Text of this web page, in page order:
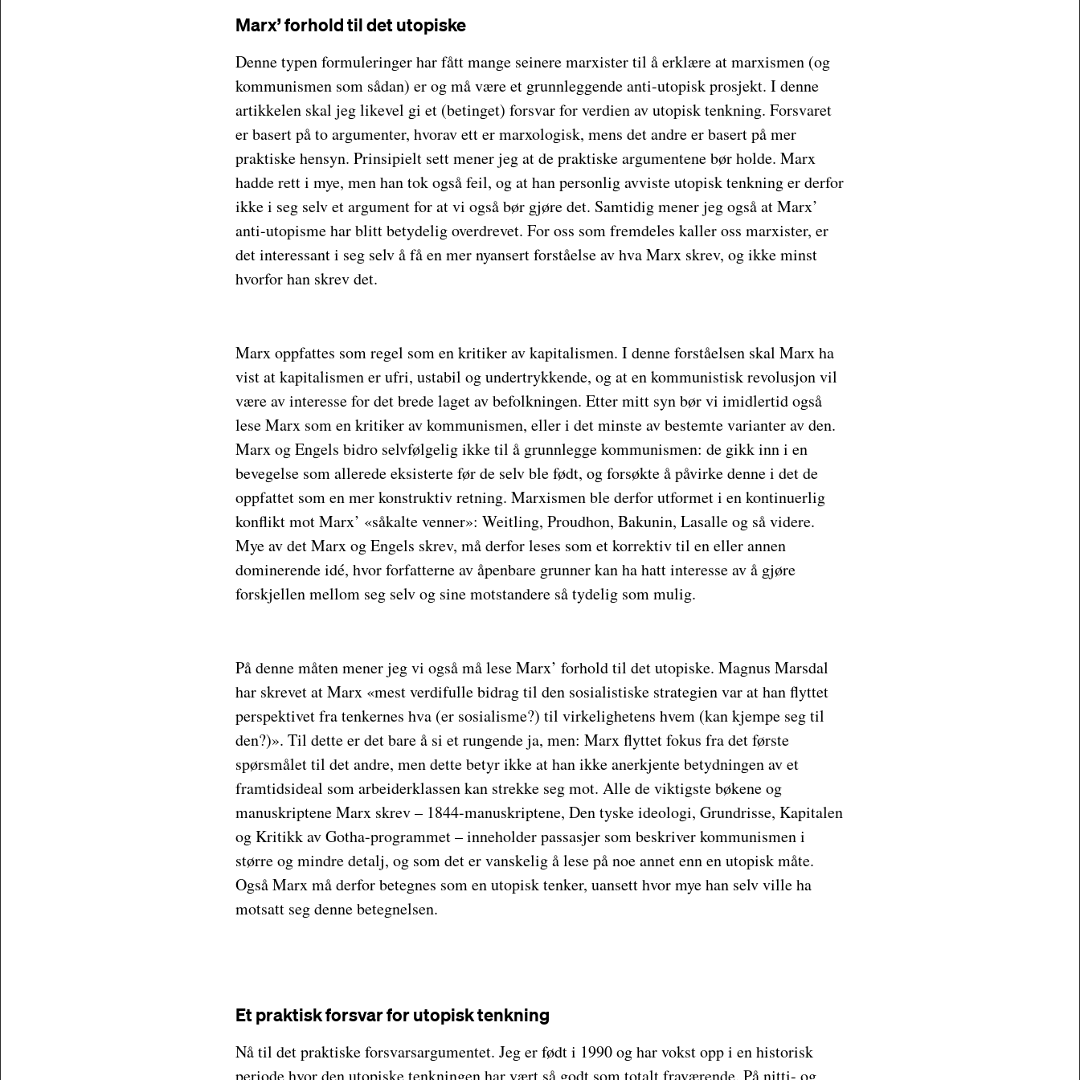
Marx’ forhold til det utopiske
Denne typen formuleringer har fått mange seinere marxister til å erklære at marxismen (og
kommunismen som sådan) er og må være et grunnleggende anti-utopisk prosjekt. I denne
artikkelen skal jeg likevel gi et (betinget) forsvar for verdien av utopisk tenkning. Forsvaret
er basert på to argumenter, hvorav ett er marxologisk, mens det andre er basert på mer
praktiske hensyn. Prinsipielt sett mener jeg at de praktiske argumentene bør holde. Marx
hadde rett i mye, men han tok også feil, og at han personlig avviste utopisk tenkning er derfor
ikke i seg selv et argument for at vi også bør gjøre det. Samtidig mener jeg også at Marx’
anti-utopisme har blitt betydelig overdrevet. For oss som fremdeles kaller oss marxister, er
det interessant i seg selv å få en mer nyansert forståelse av hva Marx skrev, og ikke minst
hvorfor han skrev det.
Marx oppfattes som regel som en kritiker av kapitalismen. I denne forståelsen skal Marx ha
vist at kapitalismen er ufri, ustabil og undertrykkende, og at en kommunistisk revolusjon vil
være av interesse for det brede laget av befolkningen. Etter mitt syn bør vi imidlertid også
lese Marx som en kritiker av kommunismen, eller i det minste av bestemte varianter av den.
Marx og Engels bidro selvfølgelig ikke til å grunnlegge kommunismen: de gikk inn i en
bevegelse som allerede eksisterte før de selv ble født, og forsøkte å påvirke denne i det de
oppfattet som en mer konstruktiv retning. Marxismen ble derfor utformet i en kontinuerlig
konflikt mot Marx’ «såkalte venner»: Weitling, Proudhon, Bakunin, Lasalle og så videre.
Mye av det Marx og Engels skrev, må derfor leses som et korrektiv til en eller annen
dominerende idé, hvor forfatterne av åpenbare grunner kan ha hatt interesse av å gjøre
forskjellen mellom seg selv og sine motstandere så tydelig som mulig.
På denne måten mener jeg vi også må lese Marx’ forhold til det utopiske. Magnus Marsdal
har skrevet at Marx «mest verdifulle bidrag til den sosialistiske strategien var at han flyttet
perspektivet fra tenkernes hva (er sosialisme?) til virkelighetens hvem (kan kjempe seg til
den?)». Til dette er det bare å si et rungende ja, men: Marx flyttet fokus fra det første
spørsmålet til det andre, men dette betyr ikke at han ikke anerkjente betydningen av et
framtidsideal som arbeiderklassen kan strekke seg mot. Alle de viktigste bøkene og
manuskriptene Marx skrev – 1844-manuskriptene, Den tyske ideologi, Grundrisse, Kapitalen
og Kritikk av Gotha-programmet – inneholder passasjer som beskriver kommunismen i
større og mindre detalj, og som det er vanskelig å lese på noe annet enn en utopisk måte.
Også Marx må derfor betegnes som en utopisk tenker, uansett hvor mye han selv ville ha
motsatt seg denne betegnelsen.
Et praktisk forsvar for utopisk tenkning
Nå til det praktiske forsvarsargumentet. Jeg er født i 1990 og har vokst opp i en historisk